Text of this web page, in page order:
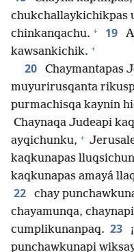
chukchallaykichikpas
chinkanqachu. + 19
kawsankichik. +
20
Chaymantapas
muyurirusqanta
purmachisqa kaynin
Chaynaqa Judeapi
ayqichunku, +
kaqkunapas
kaqkunapas amayá
22
chay
chayamunqa,
cumplikunanpaq. 23
punchawkunapi